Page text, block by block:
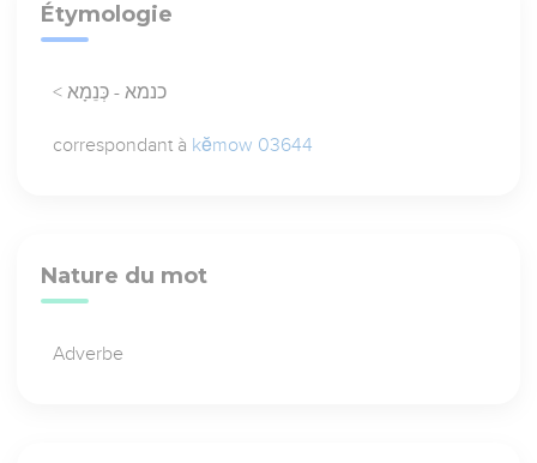
Étymologie
< כנמא - כְּנֵמָא
correspondant à kĕmow 03644
Nature du mot
Adverbe